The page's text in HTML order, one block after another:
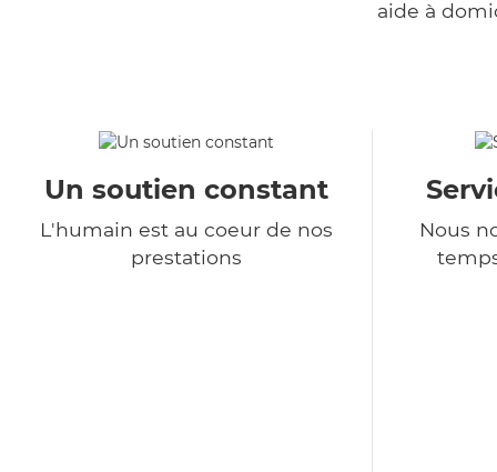
aide à
Un soutien constant
L'humain est au coeur de nos
prestations
Nous